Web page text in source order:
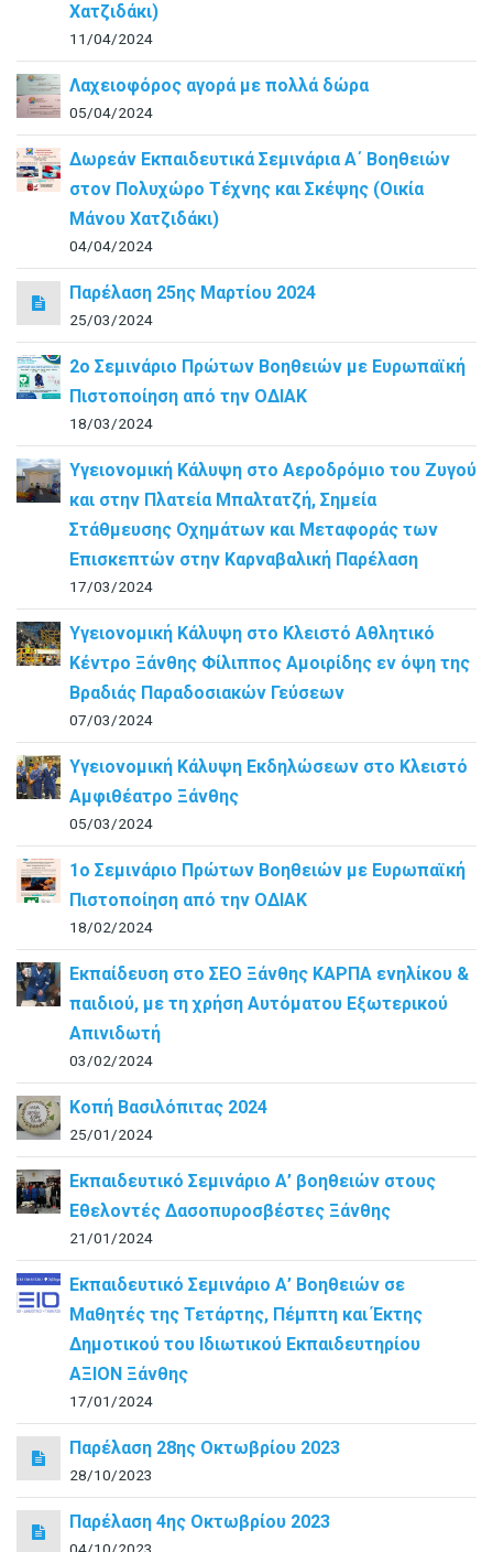
Χατζιδάκι)
11/04/2024
Λαχειοφόρος αγορά με πολλά δώρα
05/04/2024
Δωρεάν Εκπαιδευτικά Σεμινάρια Α΄ Βοηθειών
στον Πολυχώρο Τέχνης και Σκέψης (Οικία
Μάνου Χατζιδάκι)
04/04/2024
Παρέλαση 25ης Μαρτίου 2024
25/03/2024
2ο Σεμινάριο Πρώτων Βοηθειών με Ευρωπαϊκή
Πιστοποίηση από την ΟΔΙΑΚ
18/03/2024
Υγειονομική Κάλυψη στο Αεροδρόμιο του Ζυγού
και στην Πλατεία Μπαλτατζή, Σημεία
Στάθμευσης Οχημάτων και Μεταφοράς των
Επισκεπτών στην Καρναβαλική Παρέλαση
17/03/2024
Υγειονομική Κάλυψη στο Κλειστό Αθλητικό
Κέντρο Ξάνθης Φίλιππος Αμοιρίδης εν όψη της
Βραδιάς Παραδοσιακών Γεύσεων
07/03/2024
Υγειονομική Κάλυψη Εκδηλώσεων στο Κλειστό
Αμφιθέατρο Ξάνθης
05/03/2024
1ο Σεμινάριο Πρώτων Βοηθειών με Ευρωπαϊκή
Πιστοποίηση από την ΟΔΙΑΚ
18/02/2024
Εκπαίδευση στο ΣΕΟ Ξάνθης ΚΑΡΠΑ ενηλίκου &
παιδιού, με τη χρήση Αυτόματου Εξωτερικού
Απινιδωτή
03/02/2024
Κοπή Βασιλόπιτας 2024
25/01/2024
Εκπαιδευτικό Σεμινάριο Α’ βοηθειών στους
Εθελοντές Δασοπυροσβέστες Ξάνθης
21/01/2024
Εκπαιδευτικό Σεμινάριο Α’ Βοηθειών σε
Μαθητές της Τετάρτης, Πέμπτη και Έκτης
Δημοτικού του Ιδιωτικού Εκπαιδευτηρίου
ΑΞΙΟΝ Ξάνθης
17/01/2024
Παρέλαση 28ης Οκτωβρίου 2023
28/10/2023
Παρέλαση 4ης Οκτωβρίου 2023